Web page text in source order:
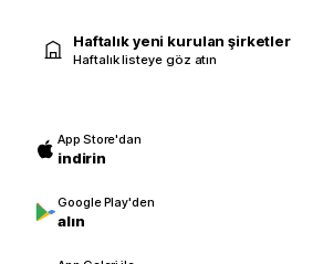
Haftalık yeni kurulan şirketler
Haftalık listeye göz atın
App Store'dan
indirin
Google Play'den
alın